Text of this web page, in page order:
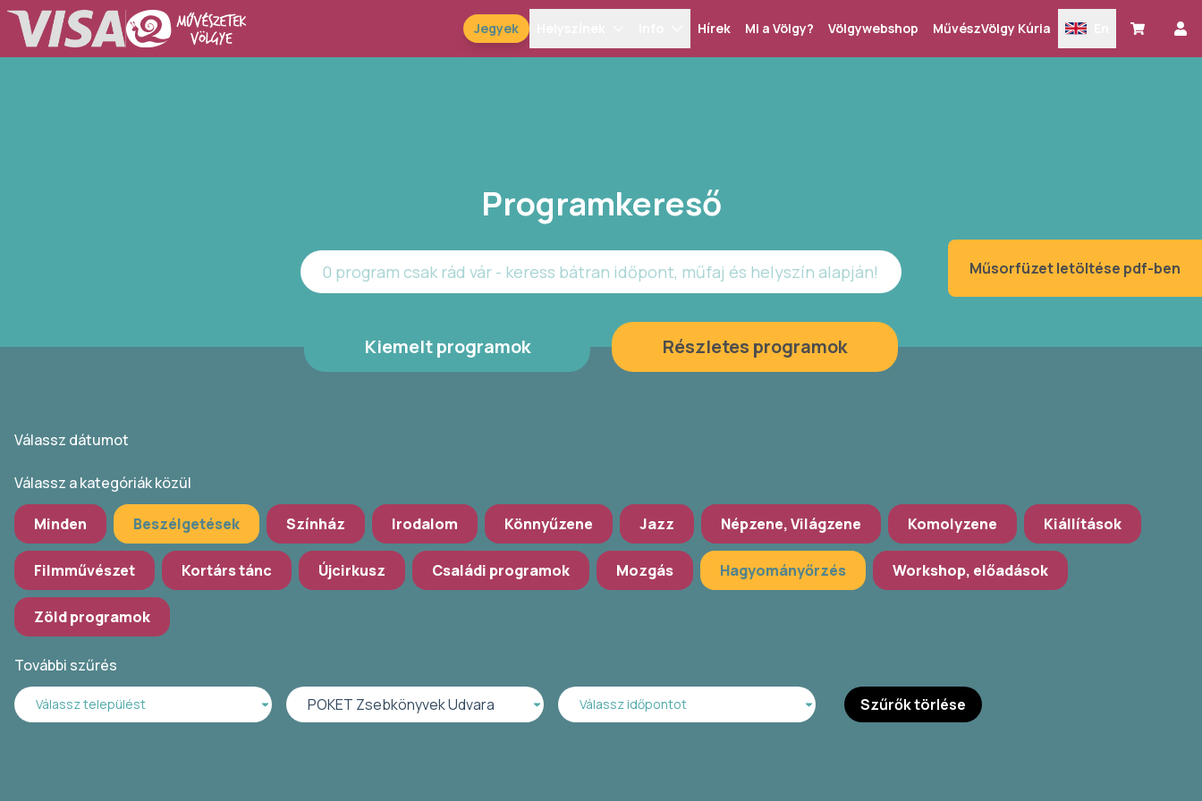
Jegyek Hírek Mi a Völgy? Völgywebshop MűvészVölgy Kúria
Programkereső
0 program csak rád vár - keress bátran időpont, műfaj és helyszín alapján!
Kiemelt programok Részletes programok
Műsorfüzet letöltése pdf-ben
Válassz dátumot
Válassz a kategóriák közül
Minden Beszélgetések Színház Irodalom Könnyűzene Jazz Népzene, Világzene Komolyzene Kiállítások
Filmművészet Kortárs tánc Újcirkusz Családi programok Mozgás Hagyományőrzés Workshop, előadások
Zöld programok
További szűrés
Válassz települést POKET Zsebkönyvek Udvara Válassz időpontot Szűrők törlése